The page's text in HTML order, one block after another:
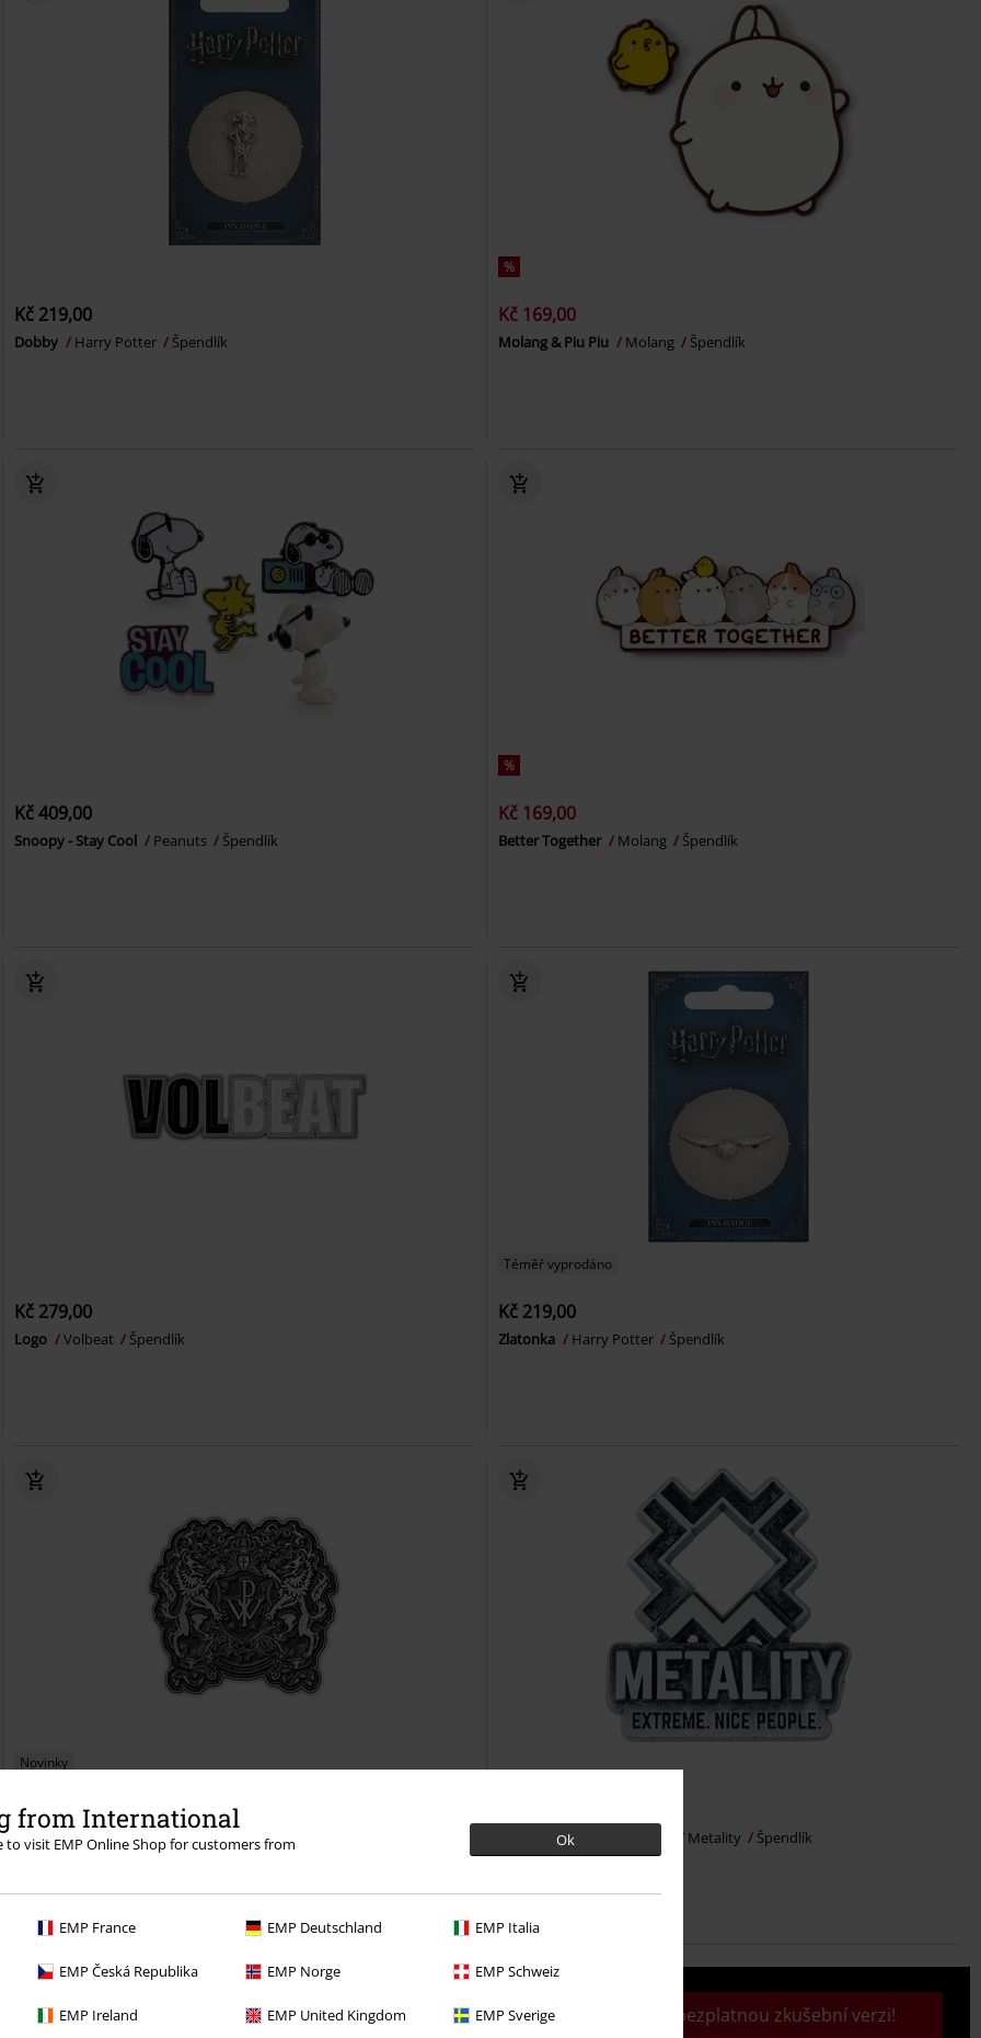
from International
to visit EMP Online Shop for customers from
Ok
EMP France EMP Deutschland EMP Italia
EMP Česká Republika EMP Norge EMP Schweiz
EMP Ireland EMP United Kingdom EMP Sverige
Kč 219,00
Dobby Harry Potter Špendlík
%
Kč 169,00
Molang & Piu Piu Molang Špendlík
Kč 409,00
Snoopy - Stay Cool Peanuts Špendlík
%
Kč 169,00
Better Together Molang Špendlík
Kč 279,00
Logo Volbeat Špendlík
Téměř vyprodáno
Kč 219,00
Zlatonka Harry Potter Špendlík
Novinky
Kč 279,00
Crest Powerwolf Špendlík Pin - Extreme. Nice people. Metality Špendlík
zkušební verzi našeho BACKSTAGE CLUB Aktivujte si svou bezplatnou zkušební verzi!